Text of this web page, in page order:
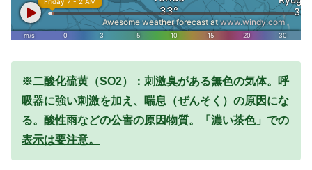
※二酸化硫黄（SO2）：刺激臭がある無色の気体。呼
吸器に強い刺激を加え、喘息（ぜんそく）の原因にな
る。酸性雨などの公害の原因物質。
「濃い茶色」での
表示は要注意。